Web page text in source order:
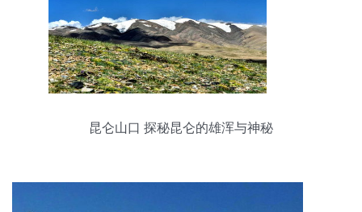
昆仑山口 探秘昆仑的雄浑与神秘